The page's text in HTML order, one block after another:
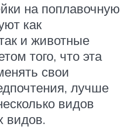
на поплавочную
как
и животные
того, что эта
свои
лучше
видов
видов.